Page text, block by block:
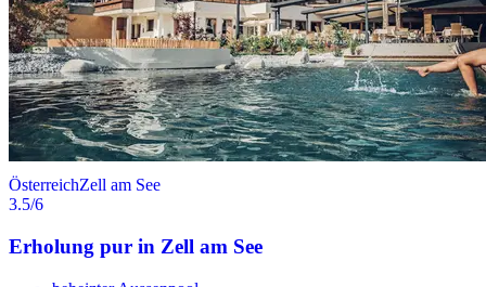
ÖsterreichZell am See
3.5/6
Erholung pur in Zell am See